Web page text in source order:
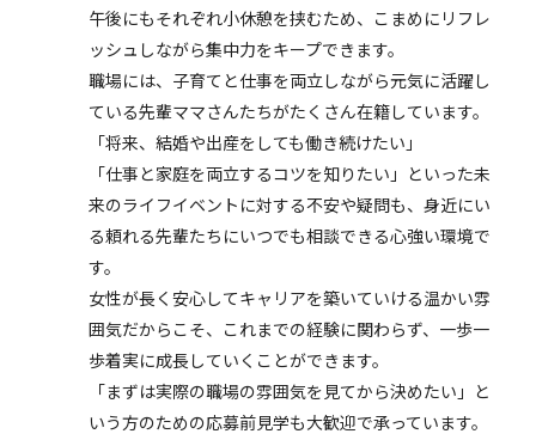
午後にもそれぞれ小休憩を挟むため、こまめにリフレ
ッシュしながら集中力をキープできます。
職場には、子育てと仕事を両立しながら元気に活躍し
ている先輩ママさんたちがたくさん在籍しています。
「将来、結婚や出産をしても働き続けたい」
「仕事と家庭を両立するコツを知りたい」といった未
来のライフイベントに対する不安や疑問も、身近にい
る頼れる先輩たちにいつでも相談できる心強い環境で
す。
女性が長く安心してキャリアを築いていける温かい雰
囲気だからこそ、これまでの経験に関わらず、一歩一
歩着実に成長していくことができます。
「まずは実際の職場の雰囲気を見てから決めたい」と
いう方のための応募前見学も大歓迎で承っています。